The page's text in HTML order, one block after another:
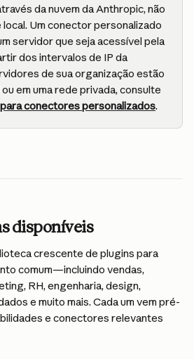
da nuvem da Anthropic, não
Um conector personalizado
servidor que seja acessível pela
dos intervalos de IP da
de sua organização estão
em uma rede privada, consulte
conectores personalizados.
disponíveis
crescente de plugins para
comum—incluindo vendas,
RH, engenharia, design,
e muito mais. Cada um vem pré-
e conectores relevantes